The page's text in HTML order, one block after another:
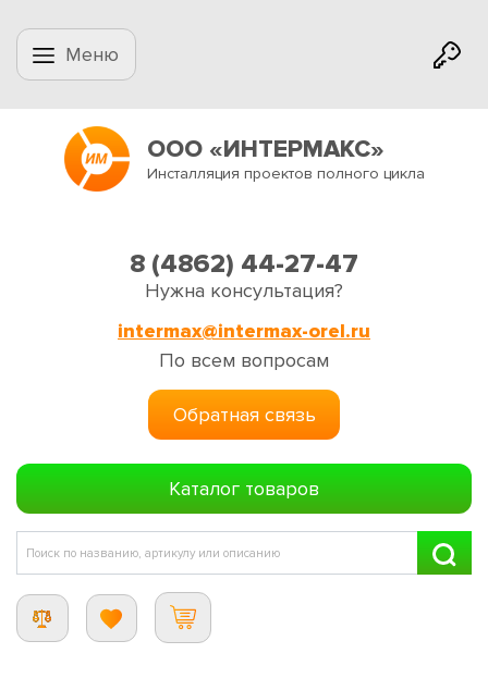
Меню
ООО «ИНТЕРМАКС»
Инсталляция проектов полного цикла
8 (4862) 44-27-47
Нужна консультация?
intermax@intermax-orel.ru
По всем вопросам
Обратная связь
Каталог товаров